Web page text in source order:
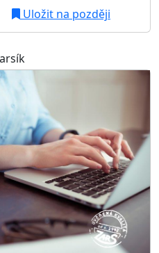
Uložit na později